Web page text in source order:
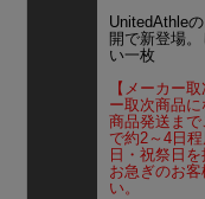
UnitedAthle
開で新登場
い一枚
【メーカー
ー取次商品に
商品発送ま
で約2～4日程
日・祝祭日
お急ぎのお
い。